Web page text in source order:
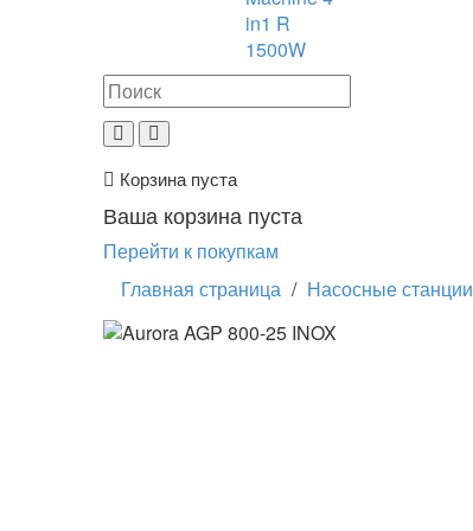
in1 R
1500W
Корзина пуста
Ваша корзина пуста
Перейти к покупкам
Главная страница / Насосные станции